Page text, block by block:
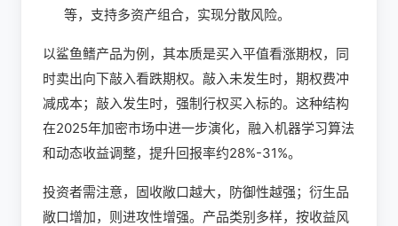
等，支持多资产组合，实现分散风险。
以鲨鱼鳍产品为例，其本质是买入平值看涨期权，同
时卖出向下敲入看跌期权。敲入未发生时，期权费冲
减成本；敲入发生时，强制行权买入标的。这种结构
在2025年加密市场中进一步演化，融入机器学习算法
和动态收益调整，提升回报率约28%-31%。
投资者需注意，固收敞口越大，防御性越强；衍生品
敞口增加，则进攻性增强。产品类别多样，按收益风